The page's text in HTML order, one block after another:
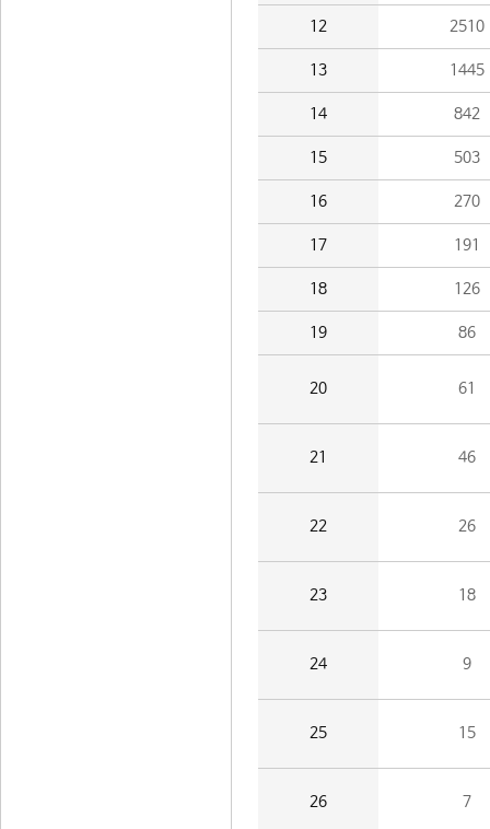
12 2510
13 1445
14 842
15 503
16 270
17 191
18 126
19 86
20 61
21 46
22 26
23 18
24 9
25 15
26 7